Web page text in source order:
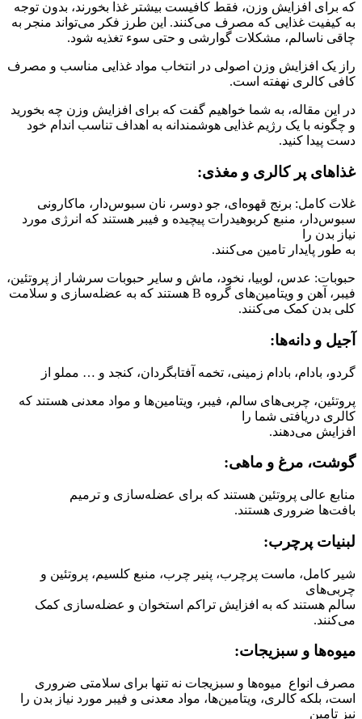
که برای افزایش وزن، فقط کافیست بیشتر غذا بخورند، بدون توجه
به کیفیت غذایی که مصرف می‌کنند. این طرز فکر می‌تواند منجر به
چاقی ناسالم، مشکلات گوارشی و حتی سوء تغذیه شود.
راز یک افزایش وزن اصولی در انتخاب مواد غذایی مناسب و مصرف
کافی کالری نهفته است.
در این مقاله، به شما خواهیم گفت که برای افزایش وزن چه بخورید
و چگونه با یک رژیم غذایی هوشمندانه به اهداف تناسب اندام خود
دست پیدا کنید.
غذاهای پر کالری و مغذی:
غلات کامل: برنج قهوه‌ای، جو دوسر، نان سبوس‌دار، ماکارونی
سبوس‌دار، منبع کربوهیدرات پیچیده و فیبر هستند که انرژی مورد
نیاز بدن را
به طور پایدار تامین می‌کنند.
حبوبات: عدس، لوبیا، نخود، ماش و سایر حبوبات سرشار از پروتئین،
فیبر، آهن و ویتامین‌های گروه B هستند که به عضله‌سازی و سلامت
کلی بدن کمک می‌کنند.
آجیل و دانه‌ها:
گردو، بادام، بادام زمینی، تخمه آفتابگردان، کنجد و … مملو از
پروتئین، چربی‌های سالم، فیبر، ویتامین‌ها و مواد معدنی هستند که
کالری دریافتی شما را
افزایش می‌دهند.
گوشت، مرغ و ماهی:
منابع عالی پروتئین هستند که برای عضله‌سازی و ترمیم
بافت‌ها ضروری هستند.
لبنیات پرچرب:
شیر کامل، ماست پرچرب، پنیر چرب، منبع کلسیم، پروتئین و
چربی‌های
سالم هستند که به افزایش تراکم استخوان و عضله‌سازی کمک
می‌کنند.
میوه‌ها و سبزیجات:
مصرف انواع میوه‌ها و سبزیجات نه تنها برای سلامتی ضروری
است، بلکه کالری، ویتامین‌ها، مواد معدنی و فیبر مورد نیاز بدن را
نیز تامین